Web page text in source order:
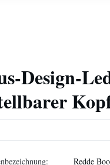
Design-
Redde Boo